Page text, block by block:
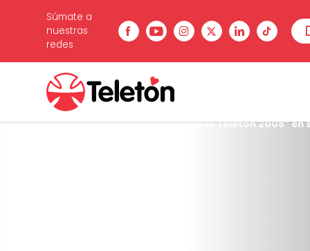
Súmate a
nuestras
redes
Estás en:Inicio/Noticias/“Pinta la Teletón 2008” en